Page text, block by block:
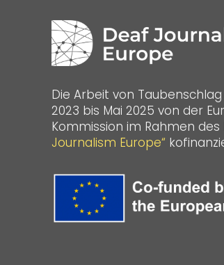
Die Arbeit von
2023 bis Mai 2025 von der
Kommission im Rahmen des
Journalism Europe“